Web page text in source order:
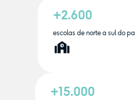
+2.600
escolas de norte a sul do
+15.000